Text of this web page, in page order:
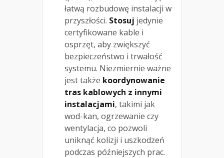
łatwą rozbudowę instalacji w
przyszłości. Stosuj jedynie
certyfikowane kable i
osprzęt, aby zwiększyć
bezpieczeństwo i trwałość
systemu. Niezmiernie ważne
jest także koordynowanie
tras kablowych z innymi
instalacjami, takimi jak
wod-kan, ogrzewanie czy
wentylacja, co pozwoli
uniknąć kolizji i uszkodzeń
podczas późniejszych prac.